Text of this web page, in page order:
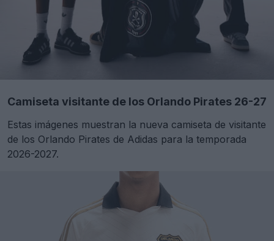
Camiseta visitante de los Orlando Pirates 26-27
Estas imágenes muestran la nueva camiseta de visitante
de los Orlando Pirates de Adidas para la temporada
2026-2027.